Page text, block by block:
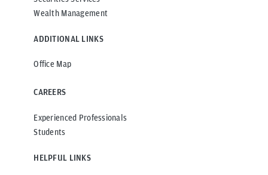
Wealth Management
ADDITIONAL LINKS
Office Map
CAREERS
Experienced Professionals
Students
HELPFUL LINKS